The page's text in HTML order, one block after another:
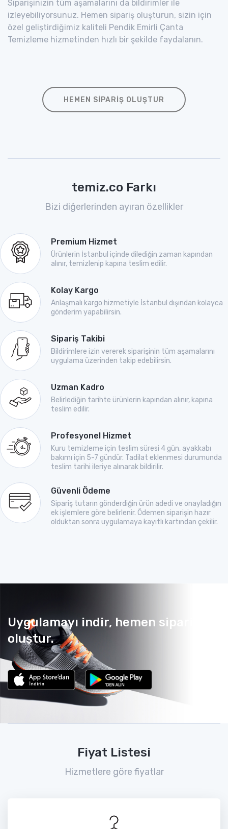
Siparişinizin tüm aşamalarını da bildirimler ile
izleyebiliyorsunuz. Hemen sipariş oluşturun, sizin için
özel geliştirdiğimiz kaliteli Pendik Emirli Çanta
Temizleme hizmetinden hızlı bir şekilde faydalanın.
HEMEN SIPARIŞ OLUŞTUR
temiz.co Farkı
Bizi diğerlerinden ayıran özellikler
Premium Hizmet
Ürünlerin İstanbul içinde dilediğin zaman kapından
alınır, temizlenip kapına teslim edilir.
Kolay Kargo
Anlaşmalı kargo hizmetiyle İstanbul dışından kolayca
gönderim yapabilirsin.
Sipariş Takibi
Bildirimlere izin vererek siparişinin tüm aşamalarını
uygulama üzerinden takip edebilirsin.
Uzman Kadro
Belirlediğin tarihte ürünlerin kapından alınır, kapına
teslim edilir.
Profesyonel Hizmet
Kuru temizleme için teslim süresi 4 gün, ayakkabı
bakımı için 5-7 gündür. Tadilat eklenmesi durumunda
teslim tarihi ileriye alınarak bildirilir.
Güvenli Ödeme
Sipariş tutarın gönderdiğin ürün adedi ve onayladığın
ek işlemlere göre belirlenir. Ödemen siparişin hazır
olduktan sonra uygulamaya kayıtlı kartından çekilir.
Uygulamayı indir, hemen sipariş
oluştur.
Fiyat Listesi
Hizmetlere göre fiyatlar